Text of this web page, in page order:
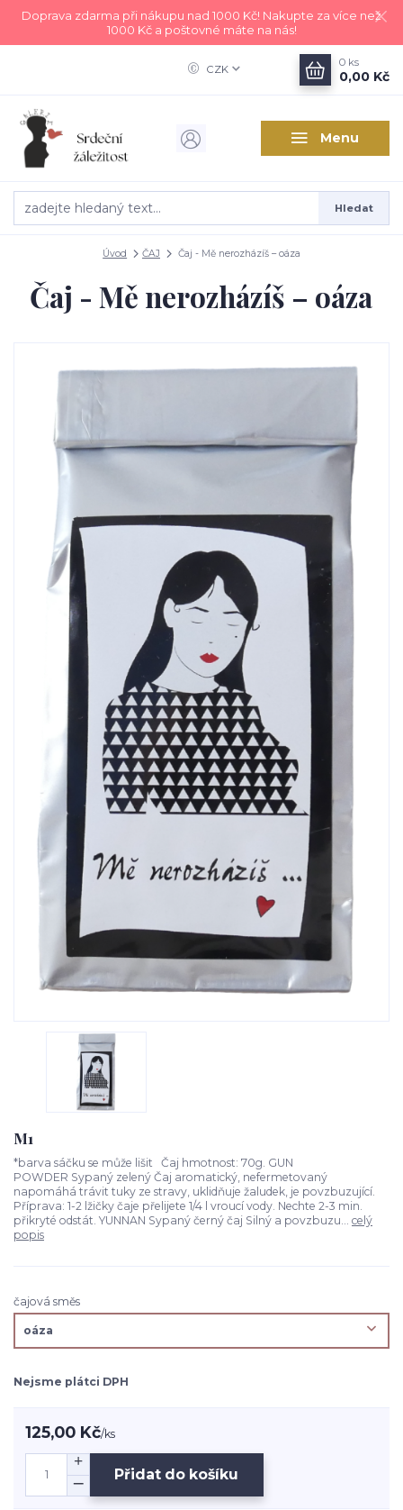
Doprava zdarma při nákupu nad 1000 Kč! Nakupte za více než
1000 Kč a poštovné máte na nás!
Menu
CZK
Hledat
0 ks
0,00 Kč
Úvod ČAJ Čaj - Mě nerozházíš – oáza
Čaj - Mě nerozházíš – oáza
M1
*barva sáčku se může lišit Čaj hmotnost: 70g. GUN
POWDER Sypaný zelený Čaj aromatický, nefermetovaný
napomáhá trávit tuky ze stravy, uklidňuje žaludek, je povzbuzující.
Příprava: 1-2 lžičky čaje přelijete 1/4 l vroucí vody. Nechte 2-3 min.
přikryté odstát. YUNNAN Sypaný černý čaj Silný a povzbuzu... celý
popis
čajová směs
Nejsme plátci DPH
125,00 Kč/ks
Přidat do košíku